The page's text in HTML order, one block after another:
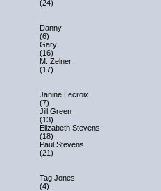
(24)
Danny
(6)
Gary
(16)
M. Zelner
(17)
Janine Lecroix
(7)
Jill Green
(13)
Elizabeth Stevens
(18)
Paul Stevens
(21)
Tag Jones
(4)